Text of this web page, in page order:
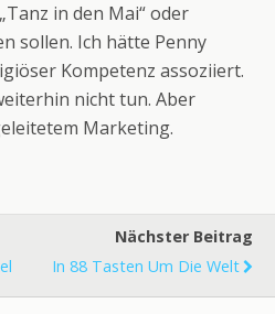
in den Mai“ oder
sollen. Ich hätte Penny
Kompetenz assoziiert.
nicht tun. Aber
Marketing.
Nächster Beitrag
In 88 Tasten Um Die Welt